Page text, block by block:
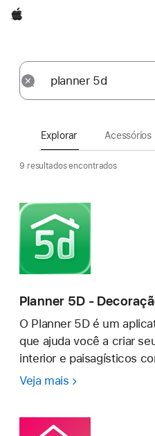
Apple
Enviar
Redefinir
Explorar Acessórios
9 resultados encontrados
Planner 5D -
O Planner 5D é um
que ajuda você a criar
interior e paisagísticos
Veja mais Planner
-